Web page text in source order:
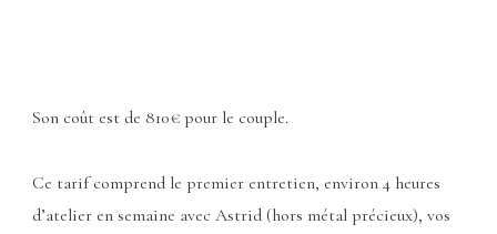
Son coût est de 810€ pour le couple.
Ce tarif comprend le premier entretien, environ 4 heures
d’atelier en semaine avec Astrid (hors métal précieux), vos